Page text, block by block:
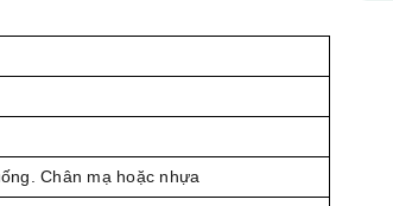
Chân mạ hoặc nhựa